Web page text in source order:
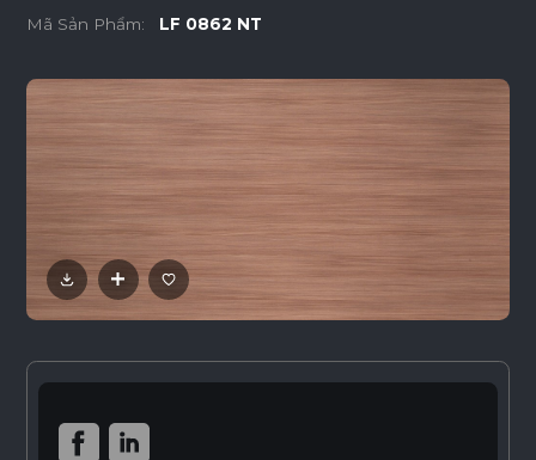
Mã Sản Phẩm: LF 0862 NT